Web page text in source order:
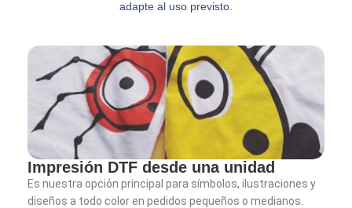
adapte al uso previsto.
Impresión DTF desde una unidad
Es nuestra opción principal para símbolos, ilustraciones y
diseños a todo color en pedidos pequeños o medianos.